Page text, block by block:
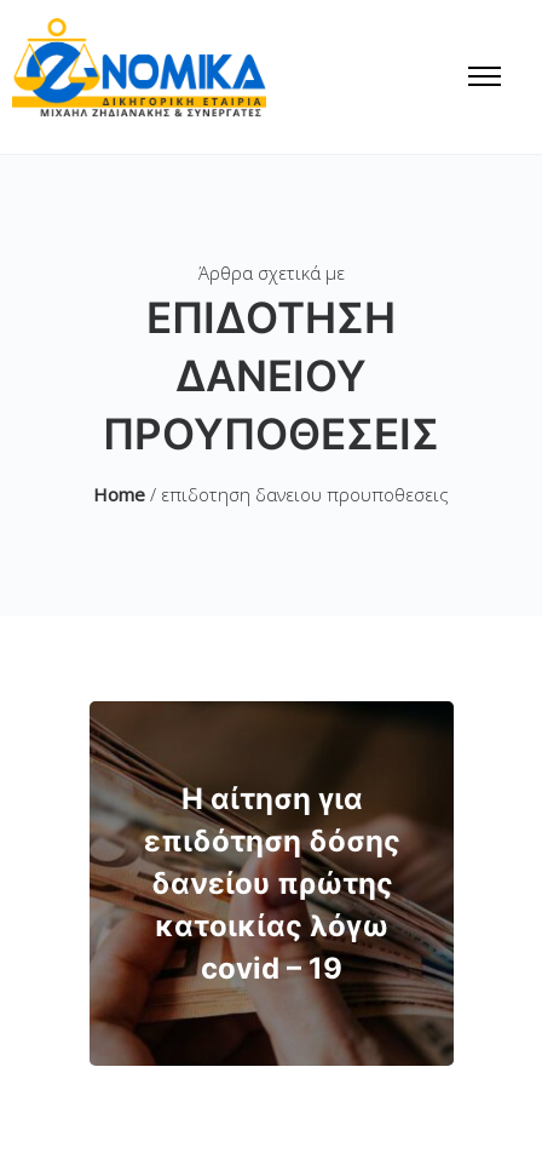
Άρθρα σχετικά με
ΕΠΙΔΟΤΗΣΗ
ΔΑΝΕΙΟΥ
ΠΡΟΥΠΟΘΕΣΕΙΣ
Home / επιδοτηση δανειου προυποθεσεις
Η αίτηση για
επιδότηση δόσης
δανείου πρώτης
κατοικίας λόγω
covid – 19